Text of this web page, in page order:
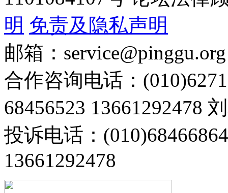
明 免责及隐私声明
邮箱：service@pinggu.org
合作咨询电话：
68456523 13661292478
投诉电话：
13661292478